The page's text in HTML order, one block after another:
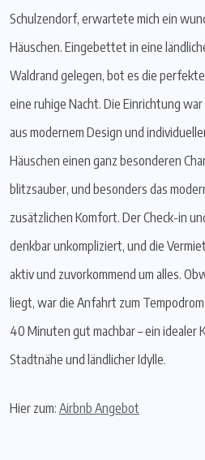
Schulzendorf, erwartete mich ein
Häuschen. Eingebettet in eine
Waldrand gelegen, bot es die
eine ruhige Nacht. Die Einrichtung
aus modernem Design und
Häuschen einen ganz besonderen
blitzsauber, und besonders das
zusätzlichen Komfort. Der Check-in
denkbar unkompliziert, und die
aktiv und zuvorkommend um alles.
liegt, war die Anfahrt zum
40 Minuten gut machbar – ein idealer
Stadtnähe und ländlicher Idylle.
Hier zum: Airbnb Angebot